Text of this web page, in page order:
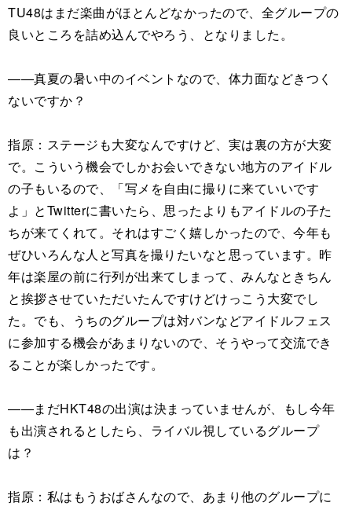
TU48はまだ楽曲がほとんどなかったので、全グループの
良いところを詰め込んでやろう、となりました。
――真夏の暑い中のイベントなので、体力面などきつく
ないですか？
指原：ステージも大変なんですけど、実は裏の方が大変
で。こういう機会でしかお会いできない地方のアイドル
の子もいるので、「写メを自由に撮りに来ていいです
よ」とTwitterに書いたら、思ったよりもアイドルの子た
ちが来てくれて。それはすごく嬉しかったので、今年も
ぜひいろんな人と写真を撮りたいなと思っています。昨
年は楽屋の前に行列が出来てしまって、みんなときちん
と挨拶させていただいたんですけどけっこう大変でし
た。でも、うちのグループは対バンなどアイドルフェス
に参加する機会があまりないので、そうやって交流でき
ることが楽しかったです。
――まだHKT48の出演は決まっていませんが、もし今年
も出演されるとしたら、ライバル視しているグループ
は？
指原：私はもうおばさんなので、あまり他のグループに